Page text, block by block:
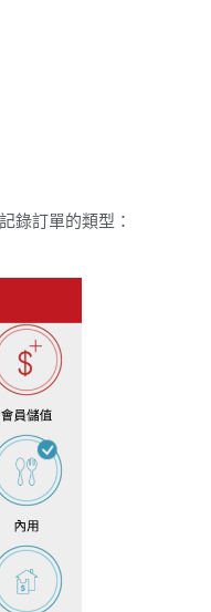
錄訂單的類型：